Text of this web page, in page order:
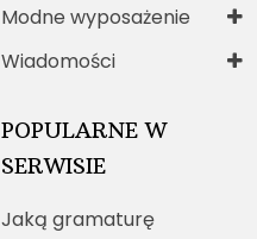
Modne wyposażenie
Wiadomości
POPULARNE W
SERWISIE
Jaką gramaturę